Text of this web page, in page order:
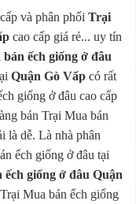
và phân phối Trại
cao cấp giá rẻ... uy tín
ếch giống ở đâu
Quận Gò Vấp có rất
giống ở đâu cao cấp
bán Trại Mua bán
là dễ. Là nhà phân
ếch giống ở đâu tại
giống ở đâu Quận
Mua bán ếch giống